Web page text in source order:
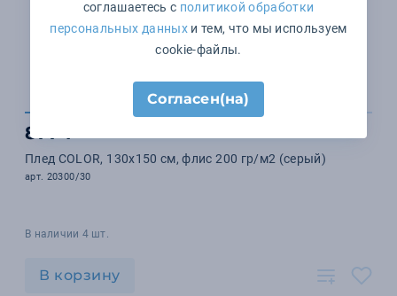
877 ₽
Плед COLOR, 130х150 см, флис 200 гр/м2 (серый)
арт. 20300/30
В наличии 4 шт.
В корзину
соглашаетесь с политикой обработки
персональных данныхи тем, что мы используем
cookie-файлы.
Согласен(на)